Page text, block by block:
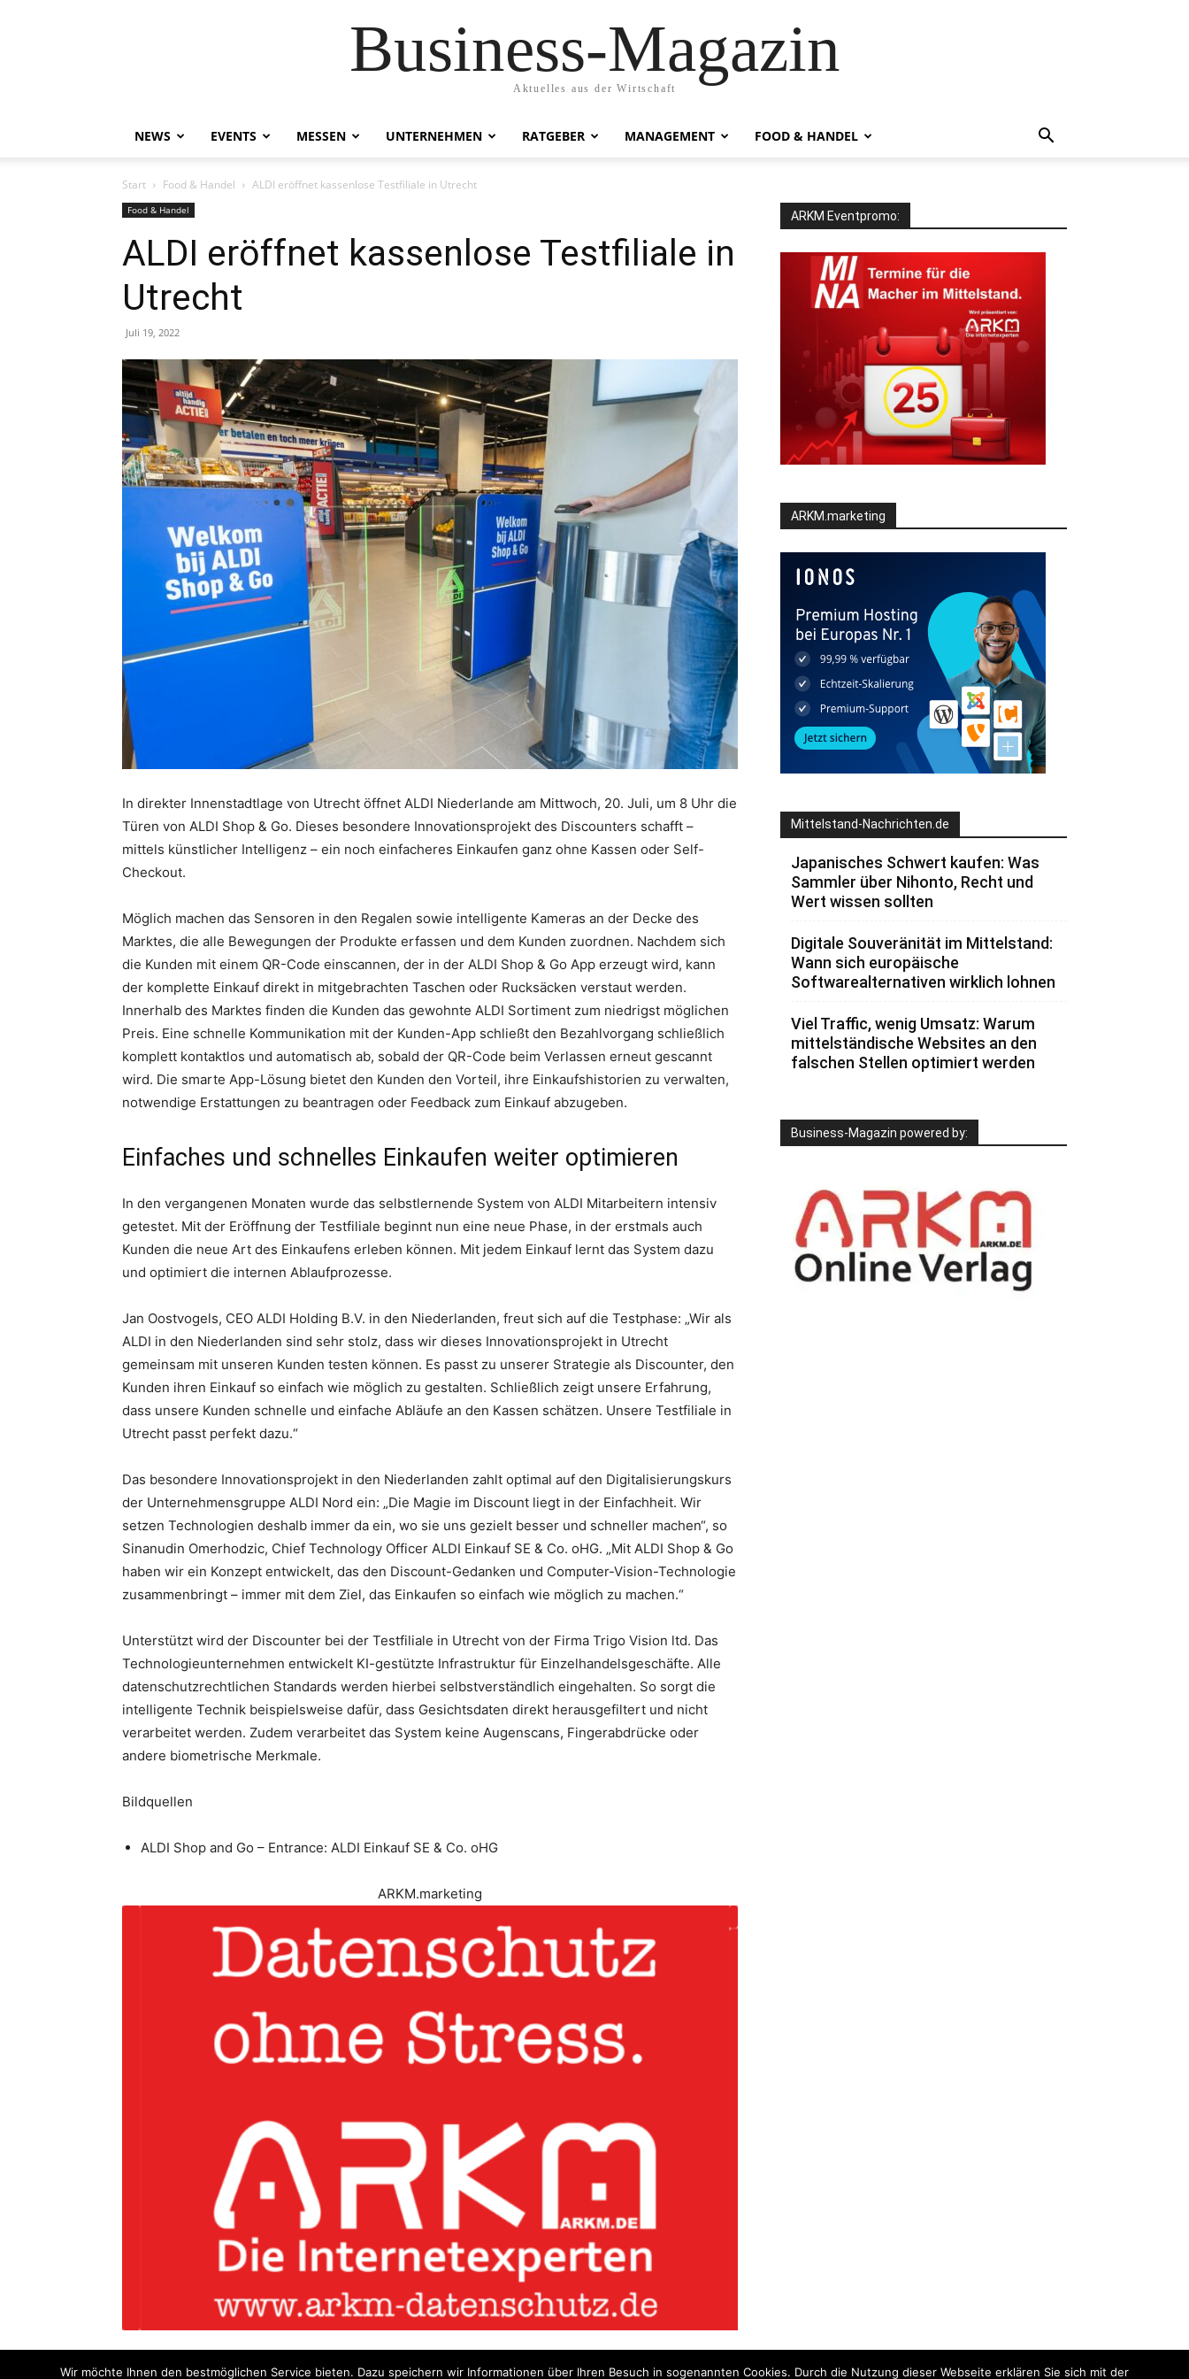
Business-Magazin
Aktuelles aus der Wirtschaft
NEWS EVENTS MESSEN UNTERNEHMEN RATGEBER MANAGEMENT FOOD & HANDEL
Start Food & Handel ALDI eröffnet kassenlose Testfiliale in Utrecht
Food & Handel
ALDI eröffnet kassenlose Testfiliale in
Utrecht
Juli 19, 2022
In direkter Innenstadtlage von Utrecht öffnet ALDI Niederlande am Mittwoch, 20. Juli, um 8 Uhr die
Türen von ALDI Shop & Go. Dieses besondere Innovationsprojekt des Discounters schafft –
mittels künstlicher Intelligenz – ein noch einfacheres Einkaufen ganz ohne Kassen oder Self-
Checkout.
Möglich machen das Sensoren in den Regalen sowie intelligente Kameras an der Decke des
Marktes, die alle Bewegungen der Produkte erfassen und dem Kunden zuordnen. Nachdem sich
die Kunden mit einem QR-Code einscannen, der in der ALDI Shop & Go App erzeugt wird, kann
der komplette Einkauf direkt in mitgebrachten Taschen oder Rucksäcken verstaut werden.
Innerhalb des Marktes finden die Kunden das gewohnte ALDI Sortiment zum niedrigst möglichen
Preis. Eine schnelle Kommunikation mit der Kunden-App schließt den Bezahlvorgang schließlich
komplett kontaktlos und automatisch ab, sobald der QR-Code beim Verlassen erneut gescannt
wird. Die smarte App-Lösung bietet den Kunden den Vorteil, ihre Einkaufshistorien zu verwalten,
notwendige Erstattungen zu beantragen oder Feedback zum Einkauf abzugeben.
Einfaches und schnelles Einkaufen weiter optimieren
In den vergangenen Monaten wurde das selbstlernende System von ALDI Mitarbeitern intensiv
getestet. Mit der Eröffnung der Testfiliale beginnt nun eine neue Phase, in der erstmals auch
Kunden die neue Art des Einkaufens erleben können. Mit jedem Einkauf lernt das System dazu
und optimiert die internen Ablaufprozesse.
Jan Oostvogels, CEO ALDI Holding B.V. in den Niederlanden, freut sich auf die Testphase: „Wir als
ALDI in den Niederlanden sind sehr stolz, dass wir dieses Innovationsprojekt in Utrecht
gemeinsam mit unseren Kunden testen können. Es passt zu unserer Strategie als Discounter, den
Kunden ihren Einkauf so einfach wie möglich zu gestalten. Schließlich zeigt unsere Erfahrung,
dass unsere Kunden schnelle und einfache Abläufe an den Kassen schätzen. Unsere Testfiliale in
Utrecht passt perfekt dazu.“
Das besondere Innovationsprojekt in den Niederlanden zahlt optimal auf den Digitalisierungskurs
der Unternehmensgruppe ALDI Nord ein: „Die Magie im Discount liegt in der Einfachheit. Wir
setzen Technologien deshalb immer da ein, wo sie uns gezielt besser und schneller machen“, so
Sinanudin Omerhodzic, Chief Technology Officer ALDI Einkauf SE & Co. oHG. „Mit ALDI Shop & Go
haben wir ein Konzept entwickelt, das den Discount-Gedanken und Computer-Vision-Technologie
zusammenbringt – immer mit dem Ziel, das Einkaufen so einfach wie möglich zu machen.“
Unterstützt wird der Discounter bei der Testfiliale in Utrecht von der Firma Trigo Vision ltd. Das
Technologieunternehmen entwickelt KI-gestützte Infrastruktur für Einzelhandelsgeschäfte. Alle
datenschutzrechtlichen Standards werden hierbei selbstverständlich eingehalten. So sorgt die
intelligente Technik beispielsweise dafür, dass Gesichtsdaten direkt herausgefiltert und nicht
verarbeitet werden. Zudem verarbeitet das System keine Augenscans, Fingerabdrücke oder
andere biometrische Merkmale.
Bildquellen
ALDI Shop and Go – Entrance: ALDI Einkauf SE & Co. oHG
ARKM.marketing
ARKM Eventpromo:
ARKM.marketing
Mittelstand-Nachrichten.de
Japanisches Schwert kaufen: Was
Sammler über Nihonto, Recht und
Wert wissen sollten
Digitale Souveränität im Mittelstand:
Wann sich europäische
Softwarealternativen wirklich lohnen
Viel Traffic, wenig Umsatz: Warum
mittelständische Websites an den
falschen Stellen optimiert werden
Business-Magazin powered by:
Wir möchte Ihnen den bestmöglichen Service bieten. Dazu speichern wir Informationen über Ihren Besuch in sogenannten Cookies. Durch die Nutzung dieser Webseite erklären Sie sich mit der